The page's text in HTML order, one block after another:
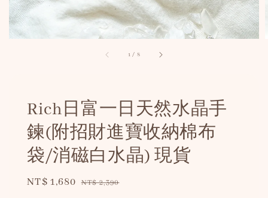
1 / 8
Rich日富一日天然水晶手
鍊(附招財進寶收納棉布
袋/消磁白水晶) 現貨
Sale
NT$ 1,680 Regular
NT$ 2,390